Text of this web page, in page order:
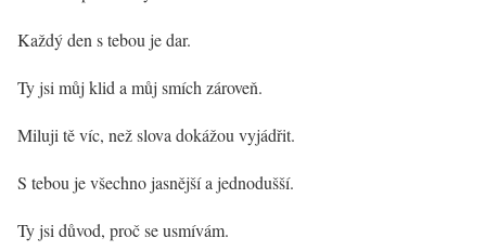
Každý den s tebou je dar.
Ty jsi můj klid a můj smích zároveň.
Miluji tě víc, než slova dokážou vyjádřit.
S tebou je všechno jasnější a jednodušší.
Ty jsi důvod, proč se usmívám.